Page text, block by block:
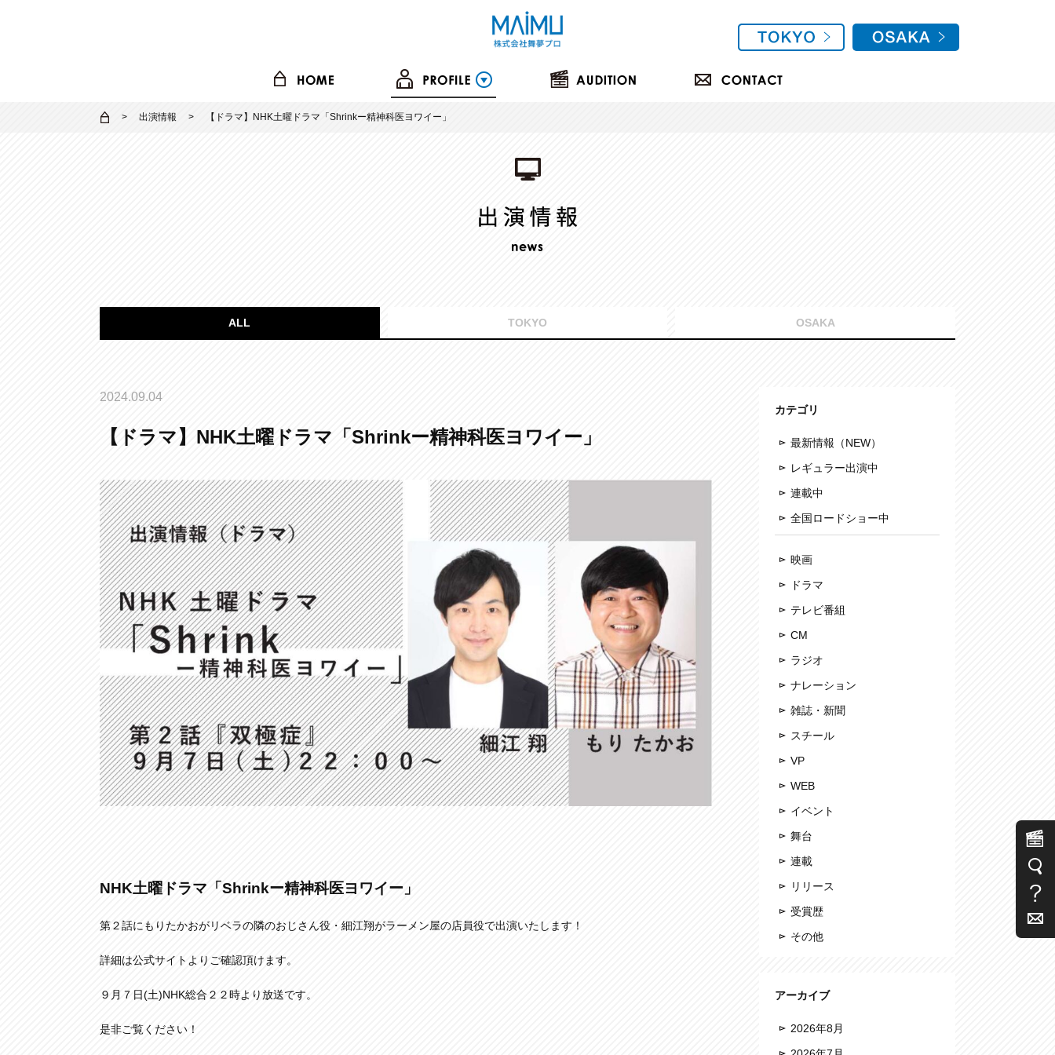
出演情報 【ドラマ】NHK土曜ドラマ「Shrinkー精神科医ヨワイー」
ALL TOKYO OSAKA
2024.09.04
【ドラマ】NHK土曜ドラマ「Shrinkー精神科医ヨワイー」
NHK土曜ドラマ「Shrinkー精神科医ヨワイー」
第２話にもりたかおがリベラの隣のおじさん役・細江翔がラーメン屋の店員役で出演いたします！
詳細は公式サイトよりご確認頂けます。
９月７日(土)NHK総合２２時より放送です。
是非ご覧ください！
カテゴリ
最新情報（NEW）
レギュラー出演中
連載中
全国ロードショー中
映画
ドラマ
テレビ番組
CM
ラジオ
ナレーション
雑誌・新聞
スチール
VP
WEB
イベント
舞台
連載
リリース
受賞歴
その他
アーカイブ
2026年8月